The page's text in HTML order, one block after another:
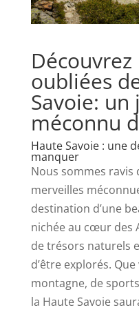
oubliées
Savoie: un
méconnu
Haute Savoie : une
manquer
Nous sommes ravis
merveilles
destination d’une
nichée au cœur des
de trésors naturels
d’être explorés.
montagne, de
la Haute Savoie